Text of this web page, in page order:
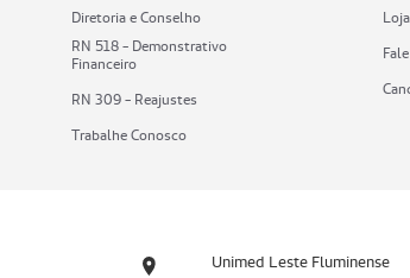
Diretoria e Conselho
RN 518 - Demonstrativo
Financeiro
RN 309 - Reajustes
Trabalhe Conosco
Unimed Leste Fluminense